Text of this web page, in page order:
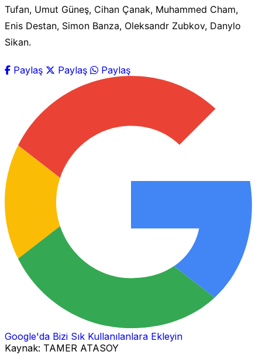
Tufan, Umut Güneş, Cihan Çanak, Muhammed Cham,
Enis Destan, Simon Banza, Oleksandr Zubkov, Danylo
Sikan.
Paylaş Paylaş Paylaş
Google'da Bizi Sık Kullanılanlara Ekleyin
Kaynak: TAMER ATASOY